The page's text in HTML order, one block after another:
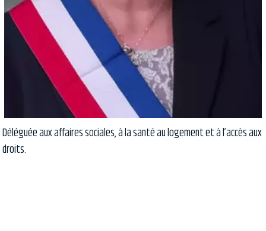
Déléguée aux affaires sociales, à la santé au logement et à l’accès aux
droits.